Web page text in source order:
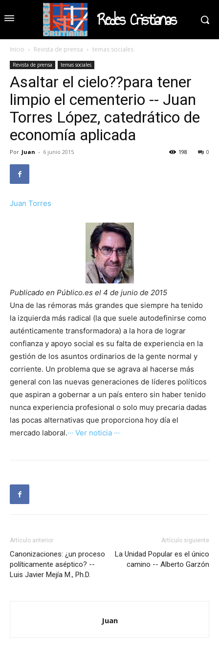
Redes Cristianas
Inicio Revista de prensa temas sociales
Revista de prensa temas sociales
Asaltar el cielo??para tener
limpio el cementerio -- Juan
Torres López, catedrático de
economía aplicada
Por Juan - 6 junio 2015 0
198
Juan Torres
Publicado en Público.es el 4 de junio de 2015
Una de las rémoras más grandes que siempre ha tenido
la izquierda más radical (la que suele autodefinirse como
auténticamente transformadora) a la hora de lograr
confianza y apoyo social es su falta de experiencia en la
gestión de los asuntos ordinarios de la gente normal y
corriente. Un problema que se agrava al hacerse más
general con las nuevas generaciones de líderes políticos
que aspiran a gobernar a un país entero sin haber tenido
nunca experiencia profesional o solo muy precaria dadas
las pocas alternativas que proporciona hoy día el
mercado laboral.··· Ver noticia ···
Artículo anterior
Canonizaciones: ¿un proceso
políticamente aséptico? --
Luis Javier Mejía M., Ph.D.
Artículo siguiente
La Unidad Popular es el único
camino -- Alberto Garzón
Juan